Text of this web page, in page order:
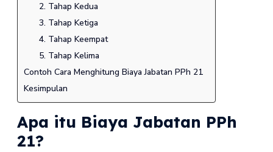
2. Tahap Kedua
3. Tahap Ketiga
4. Tahap Keempat
5. Tahap Kelima
Contoh Cara Menghitung Biaya Jabatan PPh 21
Kesimpulan
Apa itu Biaya Jabatan PPh
21?